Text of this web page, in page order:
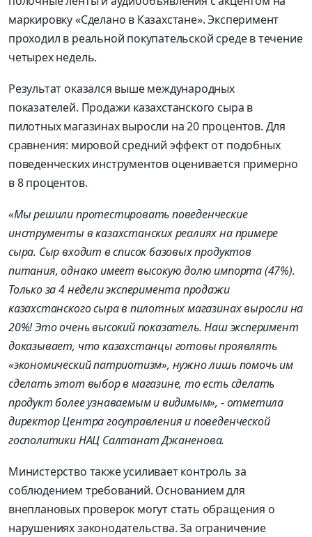
маркировку «Сделано в Казахстане». Эксперимент
проходил в реальной покупательской среде в течение
четырех недель.
Результат оказался выше международных
показателей. Продажи казахстанского сыра в
пилотных магазинах выросли на 20 процентов. Для
сравнения: мировой средний эффект от подобных
поведенческих инструментов оценивается примерно
в 8 процентов.
«Мы решили протестировать поведенческие
инструменты в казахстанских реалиях на примере
сыра. Сыр входит в список базовых продуктов
питания, однако имеет высокую долю импорта (47%).
Только за 4 недели эксперимента продажи
казахстанского сыра в пилотных магазинах выросли на
20%! Это очень высокий показатель. Наш эксперимент
доказывает, что казахстанцы готовы проявлять
«экономический патриотизм», нужно лишь помочь им
сделать этот выбор в магазине, то есть сделать
продукт более узнаваемым и видимым», - отметила
директор Центра госуправления и поведенческой
госполитики НАЦ Салтанат Джаненова.
Министерство также усиливает контроль за
соблюдением требований. Основанием для
внеплановых проверок могут стать обращения о
нарушениях законодательства. За ограничение